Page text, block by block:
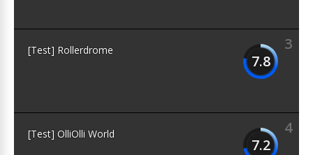
3
7.8
[Test] Rollerdrome
4
7.2
[Test] OlliOlli World